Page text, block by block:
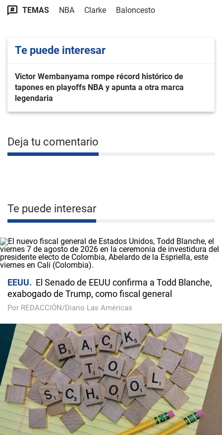
TEMAS NBA Clarke Baloncesto
Te puede interesar
Victor Wembanyama rompe récord histórico de
tapones en playoffs NBA y apunta a otra marca
legendaria
Deja tu comentario
Te puede interesar
EEUU
El Senado de EEUU confirma a Todd Blanche,
exabogado de Trump, como fiscal general
Por REDACCIÓN/Diario Las Américas